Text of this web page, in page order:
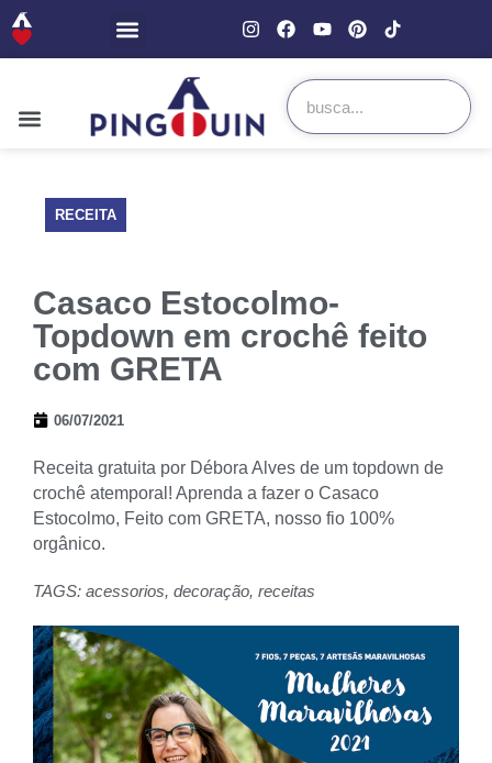
RECEITA
Casaco Estocolmo-
Topdown em crochê feito
com GRETA
06/07/2021
Receita gratuita por Débora Alves de um topdown de
crochê atemporal! Aprenda a fazer o Casaco
Estocolmo, Feito com GRETA, nosso fio 100%
orgânico.
TAGS: acessorios, decoração, receitas